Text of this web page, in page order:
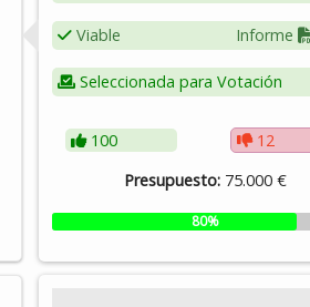
Viable Informe
Seleccionada para Votación
100
12
Presupuesto: 75.000 €
80%